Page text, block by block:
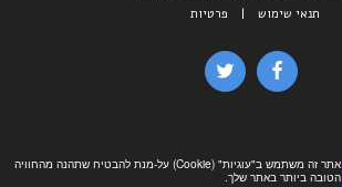
אתר זה משתמש ב"עוגיות" (Cookie) על-מנת להבטיח שתהנה מהחוויה
הטובה ביותר באתר שלך.
תנאי שימוש | פרטיות